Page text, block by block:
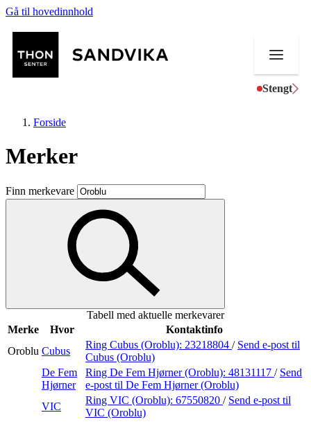
Gå til hovedinnhold
Stengt
Butikker
Mat og drikke
Aktiviteter
Merker
Inspirasjon
Søk
Forside
Merker
Finn merkevare
Tabell med aktuelle merkevarer
Merke
Hvor
Kontaktinfo
Oroblu Cubus
Ring Cubus (Oroblu): 23218804 / Send e-post til
Cubus (Oroblu)
De Fem
Hjørner
Ring De Fem Hjørner (Oroblu): 48131117 / Send
e-post til De Fem Hjørner (Oroblu)
VIC
Ring VIC (Oroblu): 67550820 / Send e-post til
VIC (Oroblu)